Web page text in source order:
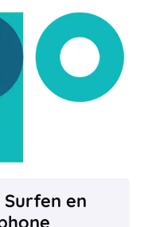
en